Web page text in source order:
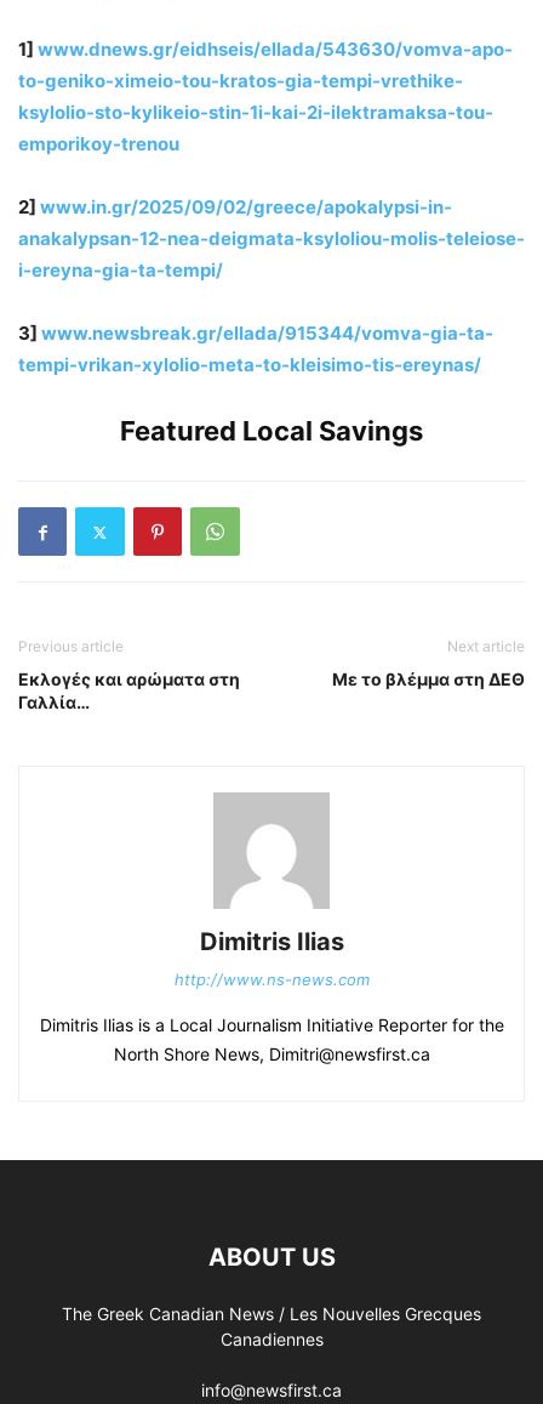
1] www.dnews.gr/eidhseis/ellada/543630/vomva-apo-
to-geniko-ximeio-tou-kratos-gia-tempi-vrethike-
ksylolio-sto-kylikeio-stin-1i-kai-2i-ilektramaksa-tou-
emporikoy-trenou
2] www.in.gr/2025/09/02/greece/apokalypsi-in-
anakalypsan-12-nea-deigmata-ksyloliou-molis-teleiose-
i-ereyna-gia-ta-tempi/
3] www.newsbreak.gr/ellada/915344/vomva-gia-ta-
tempi-vrikan-xylolio-meta-to-kleisimo-tis-ereynas/
Featured Local Savings
Previous article
Εκλογές και αρώματα στη
Γαλλία…
Next article
Mε το βλέμμα στη ΔΕΘ
Dimitris Ilias
http://www.ns-news.com
Dimitris Ilias is a Local Journalism Initiative Reporter for the
North Shore News, Dimitri@newsfirst.ca
ABOUT US
The Greek Canadian News / Les Nouvelles Grecques
Canadiennes
info@newsfirst.ca